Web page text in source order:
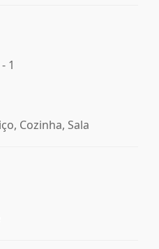
1
Cozinha, Sala